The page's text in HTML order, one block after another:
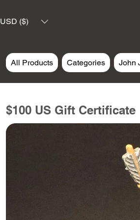
USD ($)
All Products Categories John
$100 US Gift Certificate